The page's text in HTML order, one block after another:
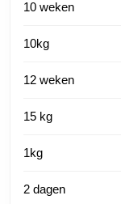
10 weken
10kg
12 weken
15 kg
1kg
2 dagen